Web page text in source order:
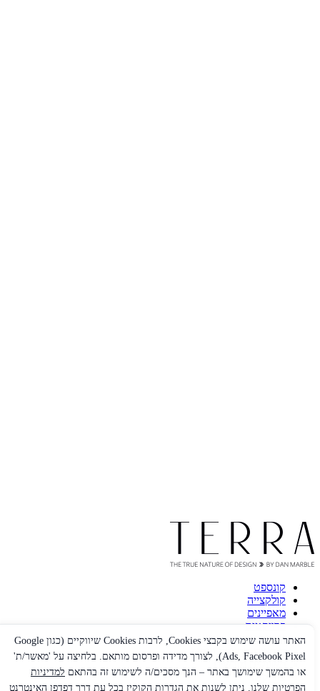
האתר עושה שימוש בקבצי Cookies, לרבות Cookies שיווקיים (כגון Google
Ads, Facebook Pixel), לצורך מדידה ופרסום מותאם. בלחיצה על 'מאשר/ת'
או בהמשך שימושך באתר – הנך מסכים/ה לשימוש זה בהתאם למדיניות
הפרטיות שלנו. ניתן לשנות את הגדרות הקוקיז בכל עת דרך דפדפן האינטרנט
קונספט
קולקצייה
מאפיינים
פרויקטים
אחריות
הוראות תחזוקה וניקיון
משווקים מורשים
צור קשר